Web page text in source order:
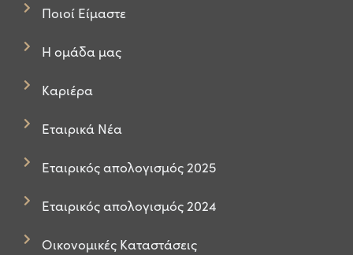
Ποιοί Είμαστε
Η ομάδα μας
Καριέρα
Εταιρικά Νέα
Εταιρικός απολογισμός 2025
Εταιρικός απολογισμός 2024
Οικονομικές Καταστάσεις